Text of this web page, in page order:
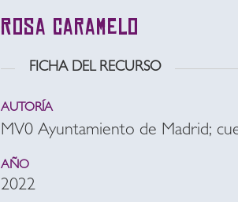
Rosa Caramelo
FICHA DEL RECURSO
AUTORÍA
MV0 Ayuntamiento de Madrid;
AÑO
2022